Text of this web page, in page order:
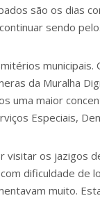
são os dias
sendo
da Muralha
uma maior
Especiais,
visitar os jazigos
dificuldade de
muito.